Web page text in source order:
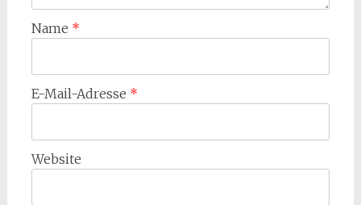
Name *
E-Mail-Adresse *
Website